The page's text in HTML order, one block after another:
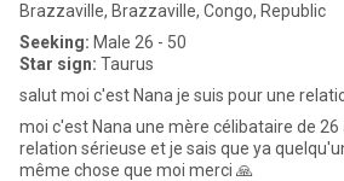
Brazzaville, Brazzaville, Congo, Republic
Seeking: Male 26 - 50
Star sign: Taurus
salut moi c'est Nana je suis pour une
moi c'est Nana une mère célibataire de 26
relation sérieuse et je sais que ya
même chose que moi merci 🙏